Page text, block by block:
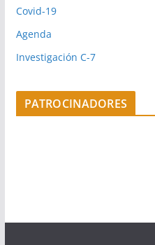
Covid-19
Agenda
Investigación C-7
PATROCINADORES